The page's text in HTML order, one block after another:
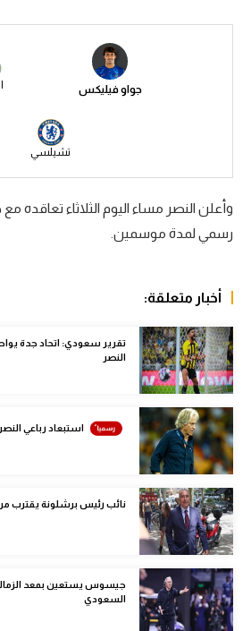
سعودي في الجول
رياضات أخرى
أمم إفريقيا
كرة سلة
كرة يد
كرة طائرة
الوطن العربي
في المونديال
رياضة نسائية
آسيا
ركن الألعاب
جواو فيليكس
تشيلسي
وأعلن النصر مساء اليوم الثلاثاء
رسمي لمدة موسمين.
أخبار متعلقة:
تقرير سعودي: اتحاد جدة
النصر
استبعاد رباعي
نائب رئيس برشلونة يقترب
جيسوس يستعين بمعد
السعودي